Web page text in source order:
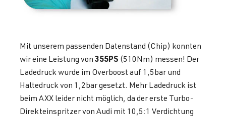
Mit unserem passenden Datenstand (Chip) konnten
wir eine Leistung von 355PS (510Nm) messen! Der
Ladedruck wurde im Overboost auf 1,5bar und
Haltedruck von 1,2bar gesetzt. Mehr Ladedruck ist
beim AXX leider nicht möglich, da der erste Turbo-
Direkteinspritzer von Audi mit 10,5:1 Verdichtung